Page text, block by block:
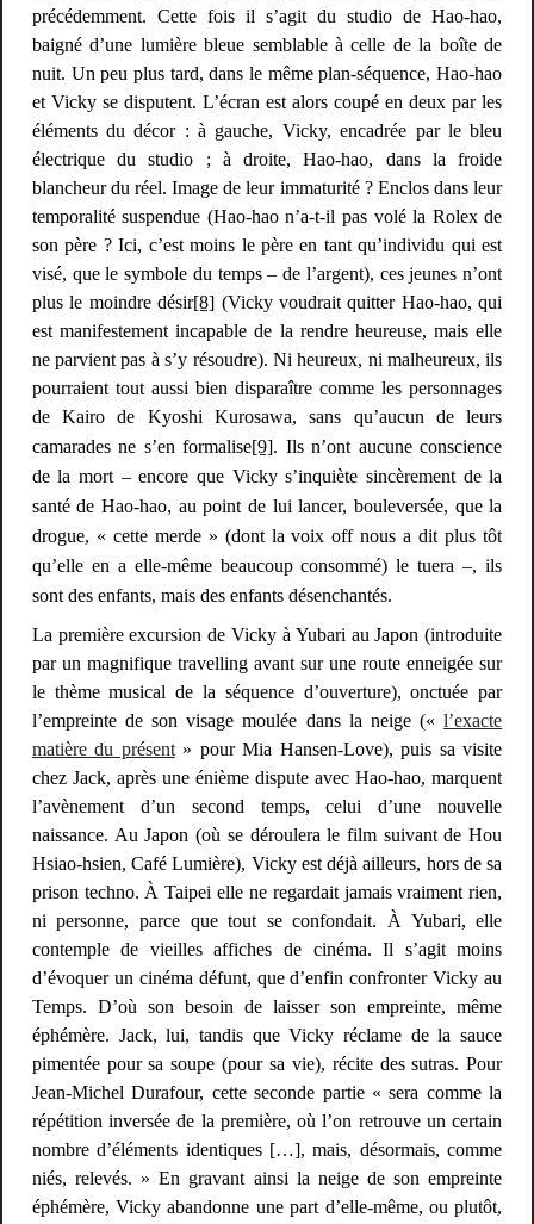
précédemment. Cette fois il s’agit du studio de Hao-hao,
baigné d’une lumière bleue semblable à celle de la boîte de
nuit. Un peu plus tard, dans le même plan-séquence, Hao-hao
et Vicky se disputent. L’écran est alors coupé en deux par les
éléments du décor : à gauche, Vicky, encadrée par le bleu
électrique du studio ; à droite, Hao-hao, dans la froide
blancheur du réel. Image de leur immaturité ? Enclos dans leur
temporalité suspendue (Hao-hao n’a-t-il pas volé la Rolex de
son père ? Ici, c’est moins le père en tant qu’individu qui est
visé, que le symbole du temps – de l’argent), ces jeunes n’ont
plus le moindre désir[8] (Vicky voudrait quitter Hao-hao, qui
est manifestement incapable de la rendre heureuse, mais elle
ne parvient pas à s’y résoudre). Ni heureux, ni malheureux, ils
pourraient tout aussi bien disparaître comme les personnages
deKairo de Kyoshi Kurosawa, sans qu’aucun de leurs
camarades ne s’en formalise[9]. Ils n’ont aucune conscience
de la mort – encore que Vicky s’inquiète sincèrement de la
santé de Hao-hao, au point de lui lancer, bouleversée, que la
drogue, « cette merde » (dont la voix off nous a dit plus tôt
qu’elle en a elle-même beaucoup consommé) letuera –, ils
sont des enfants, mais des enfants désenchantés.
La première excursion de Vicky à Yubari au Japon (introduite
par un magnifique travelling avant sur une route enneigée sur
le thème musical de la séquence d’ouverture), onctuée par
l’empreinte de son visage moulée dans la neige («l’exacte
matière du présent» pour Mia Hansen-Love), puis sa visite
chez Jack, après une énième dispute avec Hao-hao, marquent
l’avènement d’un second temps, celui d’une nouvelle
naissance. Au Japon (où se déroulera le film suivant de Hou
Hsiao-hsien,Café Lumière), Vicky est déjà ailleurs, hors de sa
prison techno. À Taipei elle ne regardait jamais vraiment rien,
ni personne, parce que tout se confondait. À Yubari, elle
contemple de vieilles affiches de cinéma. Il s’agit moins
d’évoquer un cinéma défunt, que d’enfin confronter Vicky au
Temps. D’où son besoin de laisser son empreinte, même
éphémère. Jack, lui, tandis que Vicky réclame de la sauce
pimentée pour sa soupe (pour sa vie), récite des sutras. Pour
Jean-Michel Durafour, cette seconde partie « sera comme la
répétition inversée de la première, où l’on retrouve un certain
nombre d’éléments identiques […], mais, désormais, comme
niés, relevés. » En gravant ainsi la neige de son empreinte
éphémère, Vicky abandonne une part d’elle-même, ou plutôt,